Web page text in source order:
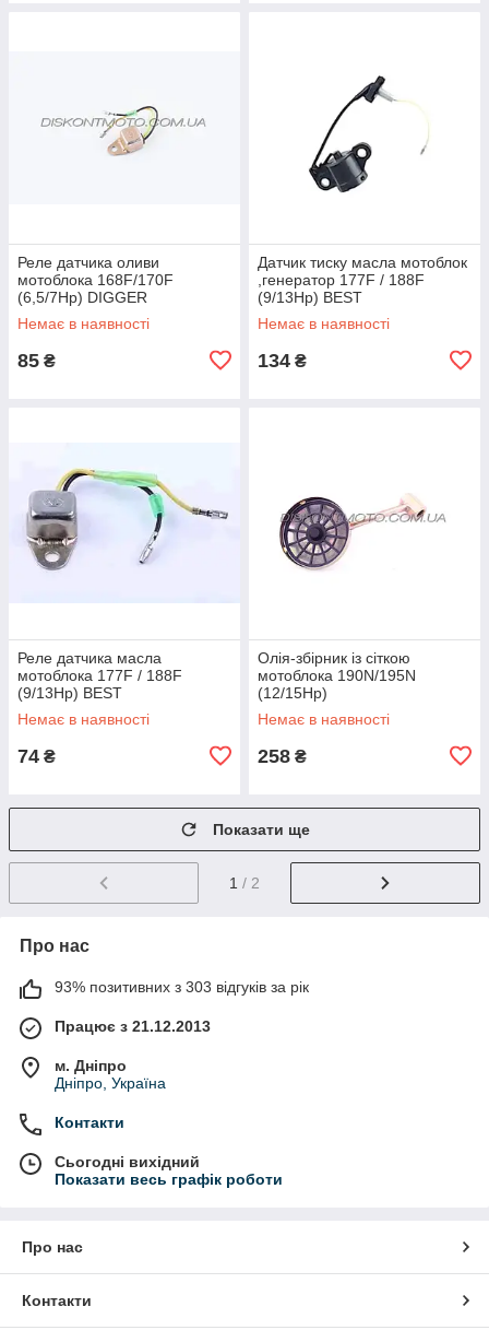
Реле датчика оливи
мотоблока 168F/170F
(6,5/7Hp) DIGGER
Немає в наявності
85 ₴
Датчик тиску масла мотоблок
,генератор 177F / 188F
(9/13Hp) BEST
Немає в наявності
134 ₴
Реле датчика масла
мотоблока 177F / 188F
(9/13Hp) BEST
Немає в наявності
74 ₴
Олія-збірник із сіткою
мотоблока 190N/195N
(12/15Hp)
Немає в наявності
258 ₴
Показати ще
1 / 2
Про нас
93% позитивних з 303 відгуків за рік
Працює з 21.12.2013
м. Дніпро
Дніпро, Україна
Контакти
Сьогодні вихідний
Показати весь графік роботи
Про нас
Контакти